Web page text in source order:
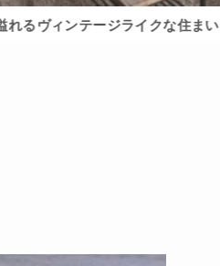
れるヴィンテージライクな住まい